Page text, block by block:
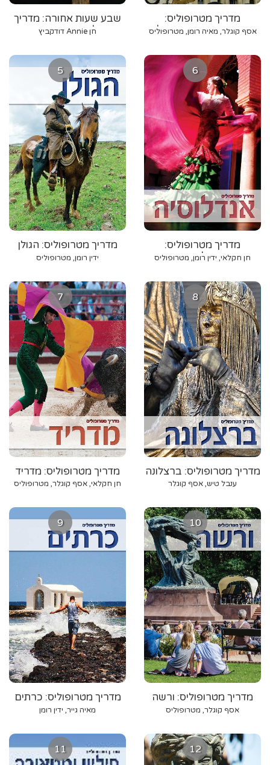
שבע שעות אחורה: מדריך
לאוהבי ניו יורק
חן Annie דודקביץ
מדריך מטרופוליס:
אוקספורד וקיימברידג'
אסף קוגלר, מאיה רומן, מטרופוליס
5
מדריך מטרופוליס: הגולן
ידין רומן, מטרופוליס
6
מדריך מטרופוליס:
אנדלוסיה
חן חקלאי, ידין רומן, מטרופוליס
7
מדריך מטרופוליס: מדריד
חן חקלאי, אסף קוגלר, מטרופוליס
8
מדריך מטרופוליס: ברצלונה
ענבל טיש, אסף קוגלר
9
מדריך מטרופוליס: כרתים
מאיה גייר, ידין רומן
10
מדריך מטרופוליס: ורשה
אסף קוגלר, מטרופוליס
11 12